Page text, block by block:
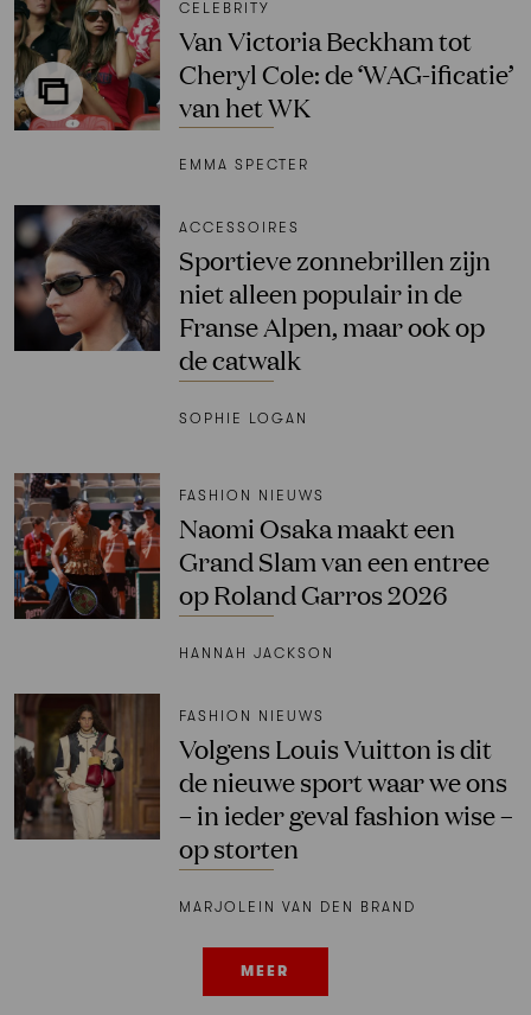
CELEBRITY
⁠⁠Van Victoria Beckham tot
Cheryl Cole: de ‘WAG-ificatie’
van het WK
EMMA SPECTER
ACCESSOIRES
Sportieve zonnebrillen zijn
niet alleen populair in de
Franse Alpen, maar ook op
de catwalk
SOPHIE LOGAN
FASHION NIEUWS
Naomi Osaka maakt een
Grand Slam van een entree
op Roland Garros 2026
HANNAH JACKSON
FASHION NIEUWS
Volgens Louis Vuitton is dit
de nieuwe sport waar we ons
– in ieder geval fashion wise –
op storten
MARJOLEIN VAN DEN BRAND
MEER